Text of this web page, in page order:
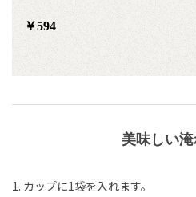
￥594
美味しい
1. カップに1袋を入れます。